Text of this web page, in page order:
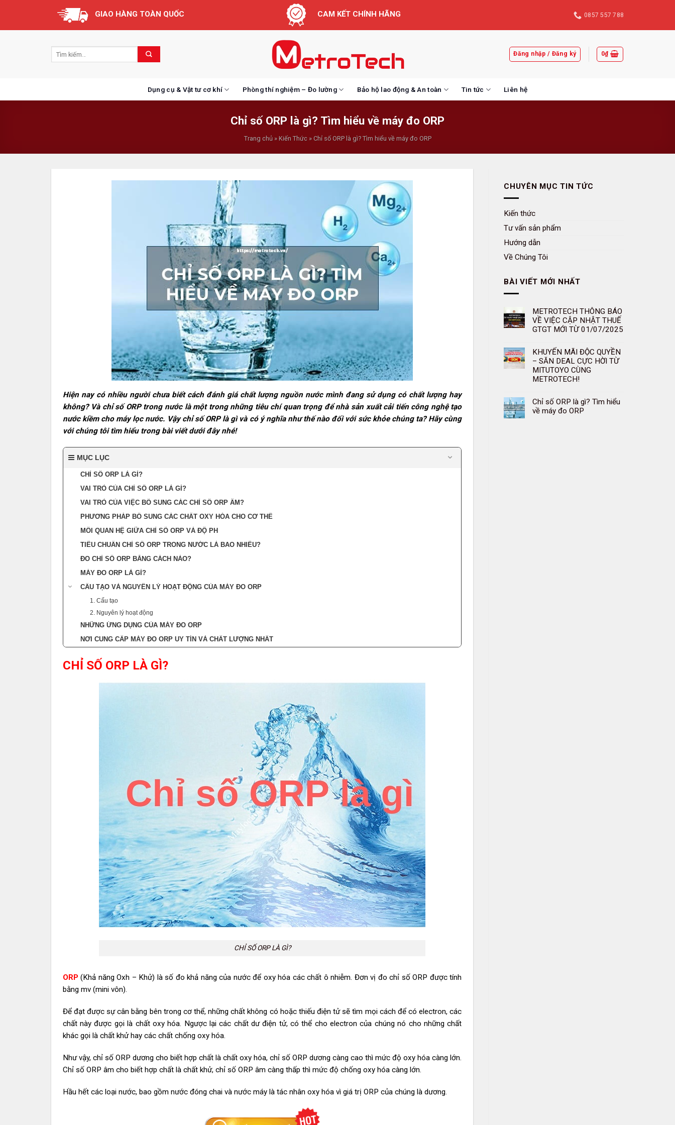
content
GIAO HÀNG TOÀN QUỐC CAM KẾT CHÍNH HÃNG 0857 557 788
Đăng nhập / Đăng ký 0₫
Dụng cụ & Vật tư cơ khí Phòng thí nghiệm – Đo lường Bảo hộ lao động & An toàn Tin tức Liên hệ
Chỉ số ORP là gì? Tìm hiểu về máy đo ORP
Trang chủ» Kiến Thức » Chỉ số ORP là gì? Tìm hiểu về máy đo ORP
Hiện nay có nhiều người chưa biết cách đánh giá chất lượng nguồn nước mình đang sử dụng có chất lượng hay
không? Và chỉ số ORP trong nước là một trong những tiêu chí quan trọng để nhà sản xuất cải tiến công nghệ tạo
nước kiềm cho máy lọc nước. Vậy chỉ số ORP là gì và có ý nghĩa như thế nào đối với sức khỏe chúng ta? Hãy cùng
với chúng tôi tìm hiểu trong bài viết dưới đây nhé!
MỤC LỤC
CHỈ SỐ ORP LÀ GÌ?
VAI TRÒ CỦA CHỈ SỐ ORP LÀ GÌ?
VAI TRÒ CỦA VIỆC BỔ SUNG CÁC CHỈ SỐ ORP ÂM?
PHƯƠNG PHÁP BỔ SUNG CÁC CHẤT OXY HÓA CHO CƠ THỂ
MỐI QUAN HỆ GIỮA CHỈ SỐ ORP VÀ ĐỘ PH
TIÊU CHUẨN CHỈ SỐ ORP TRONG NƯỚC LÀ BAO NHIÊU?
ĐO CHỈ SỐ ORP BẰNG CÁCH NÀO?
MÁY ĐO ORP LÀ GÌ?
CẤU TẠO VÀ NGUYÊN LÝ HOẠT ĐỘNG CỦA MÁY ĐO ORP
1. Cấu tạo
2. Nguyên lý hoạt động
NHỮNG ỨNG DỤNG CỦA MÁY ĐO ORP
NƠI CUNG CẤP MÁY ĐO ORP UY TÍN VÀ CHẤT LƯỢNG NHẤT
CHỈ SỐ ORP LÀ GÌ?
CHỈ SỐ ORP LÀ GÌ?
ORP (Khả năng Oxh – Khử) là số đo khả năng của nước để oxy hóa các chất ô nhiễm. Đơn vị đo chỉ số ORP được tính
bằng mv (mini vôn).
Để đạt được sự cân bằng bên trong cơ thể, những chất không có hoặc thiếu điện tử sẽ tìm mọi cách để có electron, các
chất này được gọi là chất oxy hóa. Ngược lại các chất dư điện tử, có thể cho electron của chúng nó cho những chất
khác gọi là chất khử hay các chất chống oxy hóa.
Như vậy, chỉ số ORP dương cho biết hợp chất là chất oxy hóa, chỉ số ORP dương càng cao thì mức độ oxy hóa càng lớn.
Chỉ số ORP âm cho biết hợp chất là chất khử, chỉ số ORP âm càng thấp thì mức độ chống oxy hóa càng lớn.
Hầu hết các loại nước, bao gồm nước đóng chai và nước máy là tác nhân oxy hóa vì giá trị ORP của chúng là dương.
CHUYÊN MỤC TIN TỨC
Kiến thức
Tư vấn sản phẩm
Hướng dẫn
Về Chúng Tôi
BÀI VIẾT MỚI NHẤT
METROTECH THÔNG BÁO
VỀ VIỆC CẬP NHẬT THUẾ
GTGT MỚI TỪ 01/07/2025
KHUYẾN MÃI ĐỘC QUYỀN
– SĂN DEAL CỰC HỜI TỪ
MITUTOYO CÙNG
METROTECH!
Chỉ số ORP là gì? Tìm hiểu
về máy đo ORP